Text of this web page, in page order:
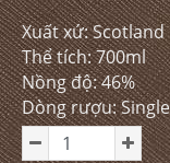
Xuất xứ: Scotland
Thể tích: 700ml
Nồng độ: 46%
Dòng rượu: